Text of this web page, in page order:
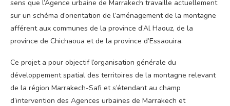
sens que l’Agence urbaine de Marrakech travaille actuellement
sur un schéma d’orientation de l’aménagement de la montagne
afférent aux communes de la province d’Al Haouz, de la
province de Chichaoua et de la province d’Essaouira.
Ce projet a pour objectif l’organisation générale du
développement spatial des territoires de la montagne relevant
de la région Marrakech-Safi et s’étendant au champ
d’intervention des Agences urbaines de Marrakech et